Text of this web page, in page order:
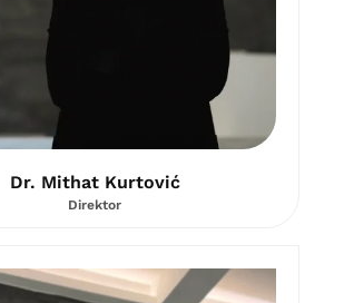
Dr. Mithat Kurtović
Direktor